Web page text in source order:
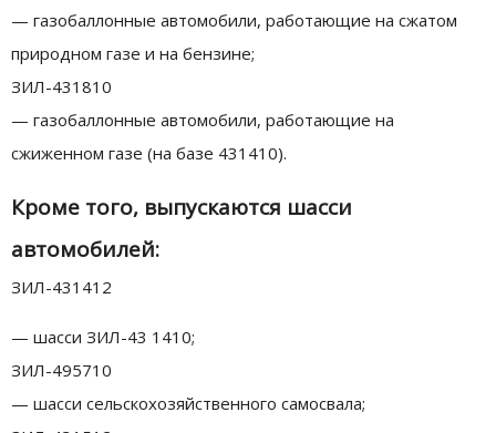
— газобаллонные автомобили, работающие на сжатом
природном газе и на бензине;
ЗИЛ-431810
— газобаллонные автомобили, работающие на
сжиженном газе (на базе 431410).
Кроме того, выпускаются шасси
автомобилей:
ЗИЛ-431412
— шасси ЗИЛ-43 1410;
ЗИЛ-495710
— шасси сельскохозяйственного самосвала;